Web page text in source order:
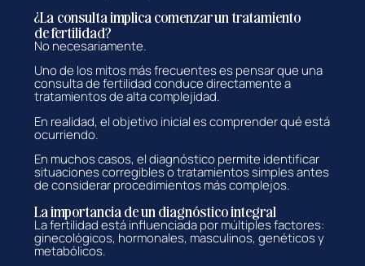
¿La consulta implica comenzar un tratamiento
de fertilidad?
No necesariamente.
Uno de los mitos más frecuentes es pensar que una
consulta de fertilidad conduce directamente a
tratamientos de alta complejidad.
En realidad, el objetivo inicial es comprender qué está
ocurriendo.
En muchos casos, el diagnóstico permite identificar
situaciones corregibles o tratamientos simples antes
de considerar procedimientos más complejos.
La importancia de un diagnóstico integral
La fertilidad está influenciada por múltiples factores:
ginecológicos, hormonales, masculinos, genéticos y
metabólicos.